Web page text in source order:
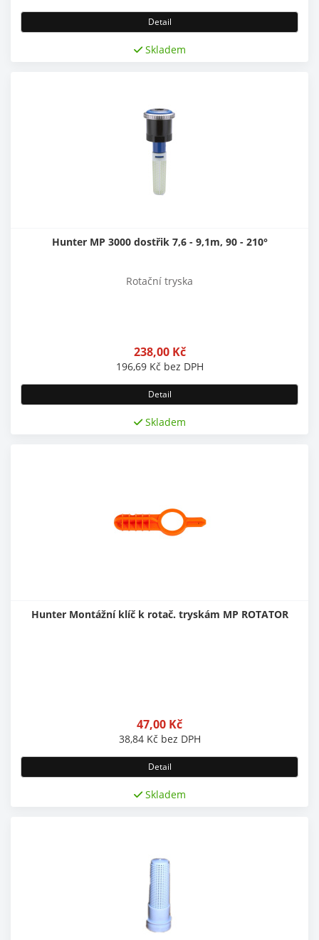
Detail
Skladem
Hunter MP 3000 dostřik 7,6 - 9,1m, 90 - 210°
Rotační tryska
238,00 Kč
196,69 Kč bez DPH
Detail
Skladem
Hunter Montážní klíč k rotač. tryskám MP ROTATOR
47,00 Kč
38,84 Kč bez DPH
Detail
Skladem